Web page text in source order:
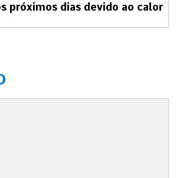
próximos dias devido ao calor